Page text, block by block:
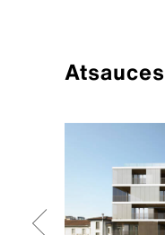
Atsauces